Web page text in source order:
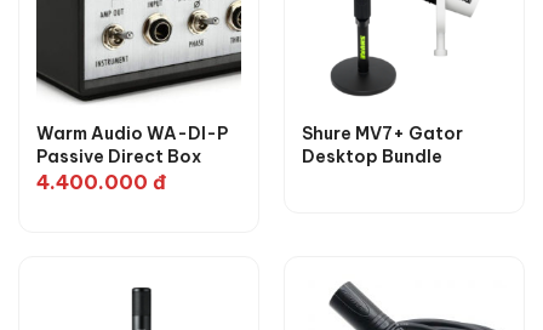
Warm Audio WA-DI-P
Passive Direct Box
4.400.000 đ
Shure MV7+ Gator
Desktop Bundle